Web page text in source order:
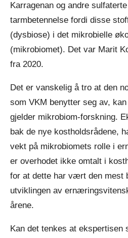
Karragenan og andre
tarmbetennelse fordi disse
(dysbiose) i det mikrobielle
(mikrobiomet). Det var Marit
fra 2020.
Det er vanskelig å tro at den
som VKM benytter seg av,
gjelder mikrobiom-forskning.
bak de nye kostholdsrådene,
vekt på mikrobiomets rolle i
er overhodet ikke omtalt i
for at dette har vært den mest
utviklingen av
årene.
Kan det tenkes at ekspertisen